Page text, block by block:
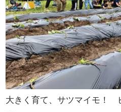
大きく育て、サツマイモ！